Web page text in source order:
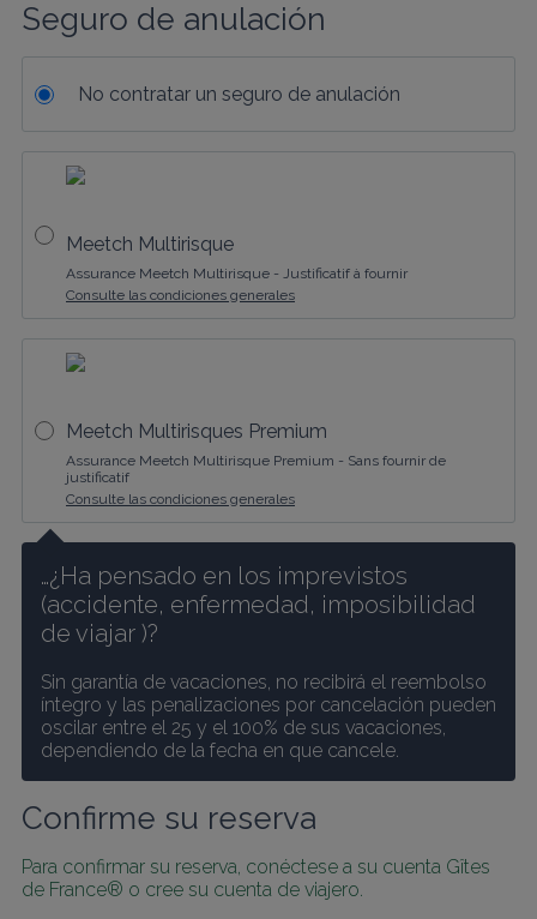
Seguro de anulación
No contratar un seguro de anulación
Meetch Multirisque
Assurance Meetch Multirisque - Justificatif à fournir
Consulte las condiciones generales
Meetch Multirisques Premium
Assurance Meetch Multirisque Premium - Sans fournir de
justificatif
Consulte las condiciones generales
…¿Ha pensado en los imprevistos
(accidente, enfermedad, imposibilidad
de viajar )?
Sin garantía de vacaciones, no recibirá el reembolso
íntegro y las penalizaciones por cancelación pueden
oscilar entre el 25 y el 100% de sus vacaciones,
dependiendo de la fecha en que cancele.
Confirme su reserva
Para confirmar su reserva, conéctese a su cuenta Gîtes
de France® o cree su cuenta de viajero.